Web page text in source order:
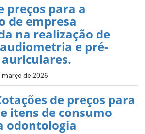
preços para a
de empresa
na realização de
e pré-
março de 2026
de preços para
itens de consumo
odontologia